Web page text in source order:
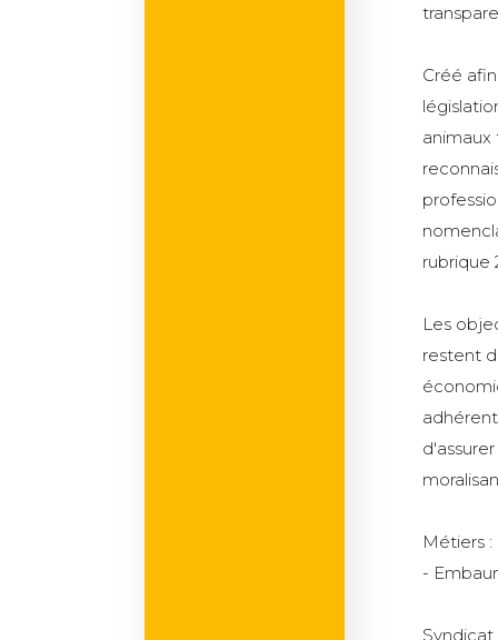
Créé
animaux
rubrique
Les
restent
Métiers :
-